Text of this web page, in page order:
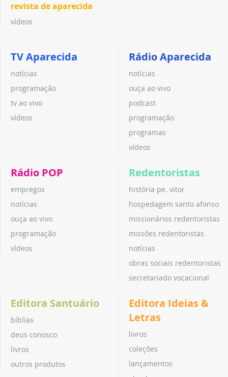
revista de aparecida
vídeos
TV Aparecida
notícias
programação
tv ao vivo
vídeos
Rádio Aparecida
notícias
ouça ao vivo
podcast
programação
programas
vídeos
Rádio POP
empregos
notícias
ouça ao vivo
programação
vídeos
Redentoristas
história pe. vitor
hospedagem santo afonso
missionários redentoristas
missões redentoristas
notícias
obras sociais redentoristas
secretariado vocacional
Editora Santuário
bíblias
deus conosco
livros
outros produtos
Editora Ideias &
Letras
livros
coleções
lançamentos